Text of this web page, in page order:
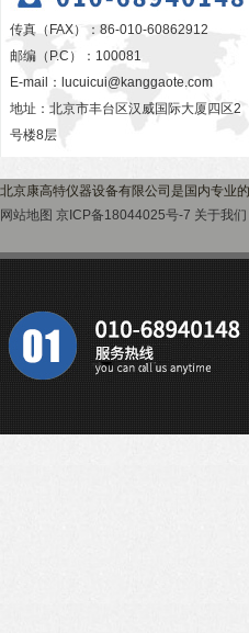
传真（FAX）：86-010-60862912
邮编（P.C）：100081
E-mail： lucuicui@kanggaote.com
地址：北京市丰台区汉威国际大厦四区2
号楼8层
北京康高特仪器设备有限公司是国内专业
网站地图 京ICP备18044025号-7 关于我们